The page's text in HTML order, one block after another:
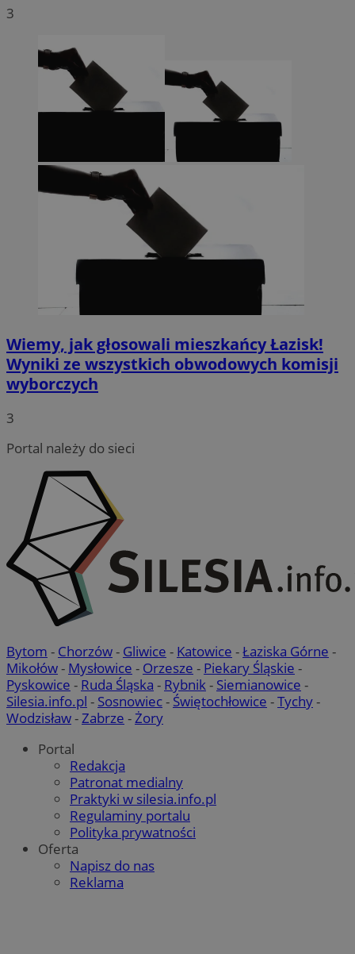
3
Wiemy, jak głosowali mieszkańcy Łazisk!
Wyniki ze wszystkich obwodowych komisji
wyborczych
3
Portal należy do sieci
Bytom - Chorzów- Gliwice - Katowice -Łaziska Górne -
Mikołów- Mysłowice - Orzesze - Piekary Śląskie -
Pyskowice - Ruda Śląska - Rybnik- Siemianowice -
Silesia.info.pl - Sosnowiec- Świętochłowice -Tychy-
Wodzisław-Zabrze -Żory
Portal
Redakcja
Patronat medialny
Praktyki w silesia.info.pl
Regulaminy portalu
Polityka prywatności
Oferta
Napisz do nas
Reklama